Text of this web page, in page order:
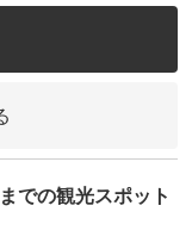
での観光スポット